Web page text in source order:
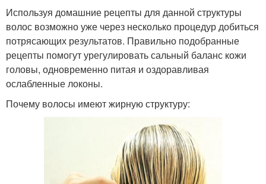
Используя домашние рецепты для данной структуры
волос возможно уже через несколько процедур добиться
потрясающих результатов. Правильно подобранные
рецепты помогут урегулировать сальный баланс кожи
головы, одновременно питая и оздоравливая
ослабленные локоны.
Почему волосы имеют жирную структуру: